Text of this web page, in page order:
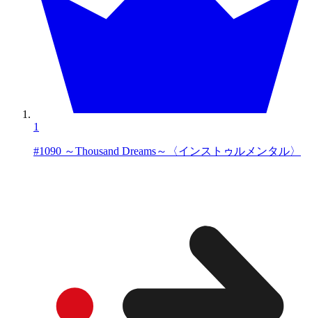
1
#1090 ～Thousand Dreams～〈インストゥルメンタル〉